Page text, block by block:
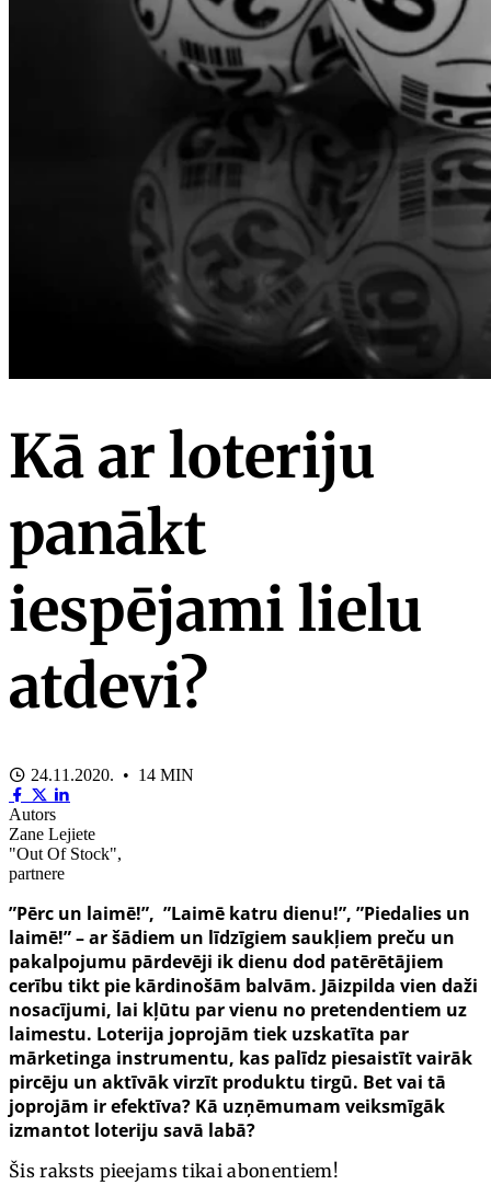
Kā ar loteriju
panākt
iespējami lielu
atdevi?
24.11.2020. • 14 MIN
Autors
Zane Lejiete
"Out Of Stock",
partnere
”Pērc un laimē!”, ”Laimē katru dienu!”, ”Piedalies un
laimē!” – ar šādiem un līdzīgiem saukļiem preču un
pakalpojumu pārdevēji ik dienu dod patērētājiem
cerību tikt pie kārdinošām balvām. Jāizpilda vien daži
nosacījumi, lai kļūtu par vienu no pretendentiem uz
laimestu. Loterija joprojām tiek uzskatīta par
mārketinga instrumentu, kas palīdz piesaistīt vairāk
pircēju un aktīvāk virzīt produktu tirgū. Bet vai tā
joprojām ir efektīva? Kā uzņēmumam veiksmīgāk
izmantot loteriju savā labā?
Šis raksts pieejams tikai abonentiem!